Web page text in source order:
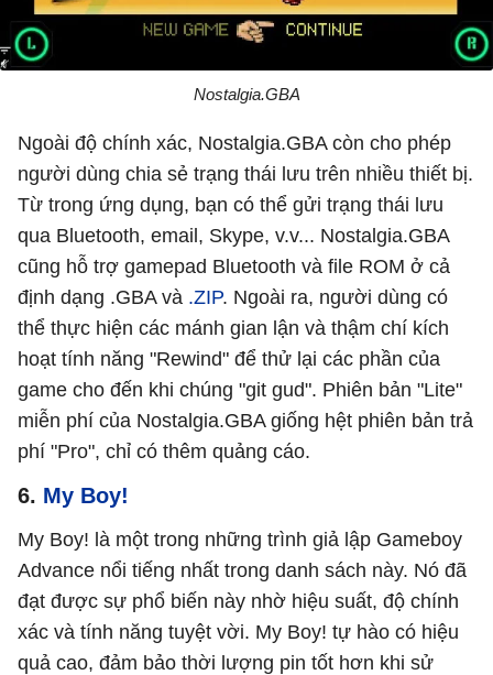
Nostalgia.GBA
Ngoài độ chính xác, Nostalgia.GBA còn cho phép
người dùng chia sẻ trạng thái lưu trên nhiều thiết bị.
Từ trong ứng dụng, bạn có thể gửi trạng thái lưu
qua Bluetooth, email, Skype, v.v... Nostalgia.GBA
cũng hỗ trợ gamepad Bluetooth và file ROM ở cả
định dạng .GBA và .ZIP. Ngoài ra, người dùng có
thể thực hiện các mánh gian lận và thậm chí kích
hoạt tính năng "Rewind" để thử lại các phần của
game cho đến khi chúng "git gud". Phiên bản "Lite"
miễn phí của Nostalgia.GBA giống hệt phiên bản trả
phí "Pro", chỉ có thêm quảng cáo.
6. My Boy!
My Boy! là một trong những trình giả lập Gameboy
Advance nổi tiếng nhất trong danh sách này. Nó đã
đạt được sự phổ biến này nhờ hiệu suất, độ chính
xác và tính năng tuyệt vời. My Boy! tự hào có hiệu
quả cao, đảm bảo thời lượng pin tốt hơn khi sử